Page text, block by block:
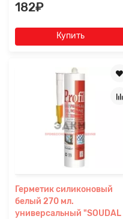
182₽
Купить
Герметик силиконовый
белый 270 мл.
универсальный "SOUDAL